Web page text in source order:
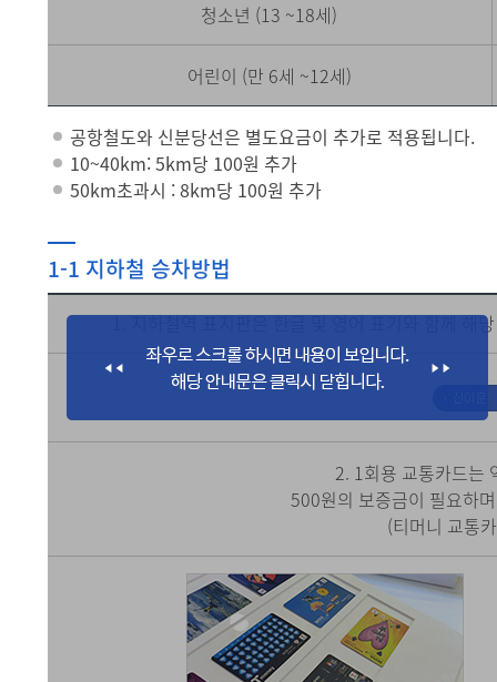
청소년 (13 ~18세)
어린이 (만 6세 ~12세)
공항철도와 신분당선은 별도요금이 추가로 적용됩니다.
10~40km: 5km당 100원 추가
50km초과시 : 8km당 100원 추가
1-1 지하철 승차방법
1. 지하철역 표지판은 한글 및 영어 표기와 함께 해
2. 1회용 교통카드는
500원의 보증금이 필요하
(티머니 교통